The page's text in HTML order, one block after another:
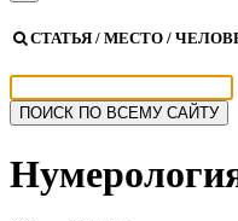
СТАТЬЯ / МЕСТО /